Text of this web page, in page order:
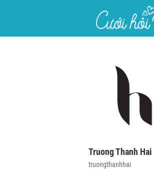
Truong Thanh Hai
truongthanhhai